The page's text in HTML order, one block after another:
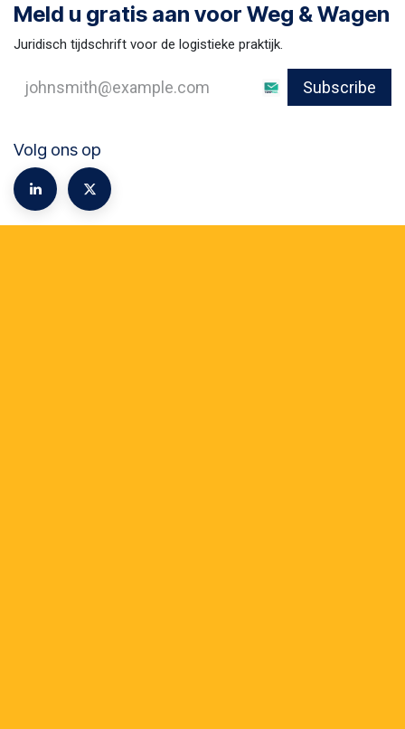
Meld u gratis aan voor Weg & Wagen
Juridisch tijdschrift voor de logistieke praktijk.
Subscribe
Volg ons op